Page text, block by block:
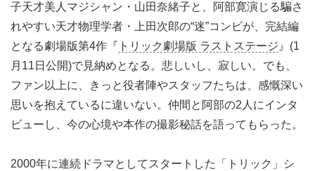
子天才美人マジシャン・山田奈緒子と、阿部寛演じる騙さ
れやすい天才物理学者・上田次郎の“迷”コンビが、完結編
となる劇場版第4作『 トリック劇場版 ラストステージ 』(1
月11日公開)で見納めとなる。悲しいし、寂しい。でも、
ファン以上に、きっと役者陣やスタッフたちは、感慨深い
思いを抱えているに違いない。仲間と阿部の2人にインタ
ビューし、今の心境や本作の撮影秘話を語ってもらった。
2000年に連続ドラマとしてスタートした「トリック」シ